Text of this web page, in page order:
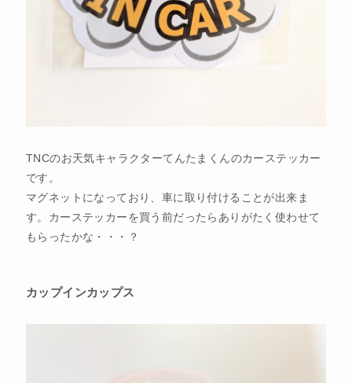
TNCのお天気キャラクターてんたまくんのカーステッカー
です。
マグネットになっており、車に取り付けることが出来ま
す。カーステッカーを買う前だったらありがたく使わせて
もらったかな・・・？
カップインカップス